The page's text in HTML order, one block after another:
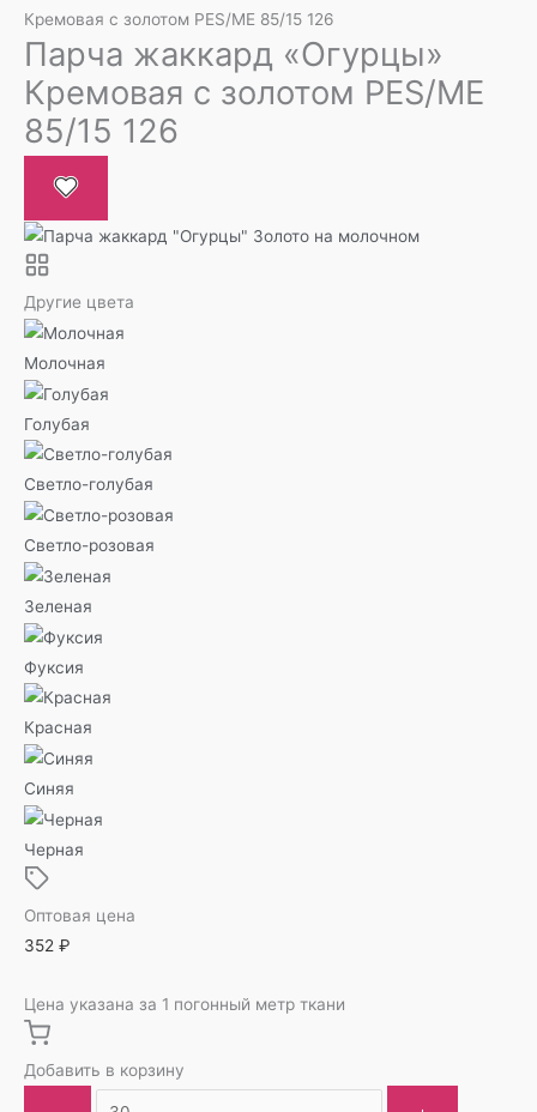
Кремовая с золотом PES/ME 85/15 126
Парча жаккард «Огурцы»
Кремовая с золотом PES/ME
85/15 126
Другие цвета
Молочная
Голубая
Светло-голубая
Светло-розовая
Зеленая
Фуксия
Красная
Синяя
Черная
Оптовая цена
352 ₽
Цена указана за 1 погонный метр ткани
Добавить в корзину